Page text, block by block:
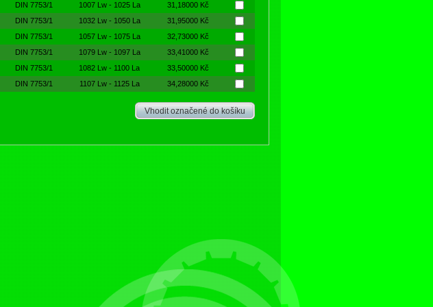
DIN 7753/1 1007 Lw - 1025 La
31,18000 Kč
DIN 7753/1 1032 Lw - 1050 La
31,95000 Kč
DIN 7753/1 1057 Lw - 1075 La
32,73000 Kč
DIN 7753/1 1079 Lw - 1097 La
33,41000 Kč
DIN 7753/1 1082 Lw - 1100 La
33,50000 Kč
DIN 7753/1 1107 Lw - 1125 La 34,28000 Kč